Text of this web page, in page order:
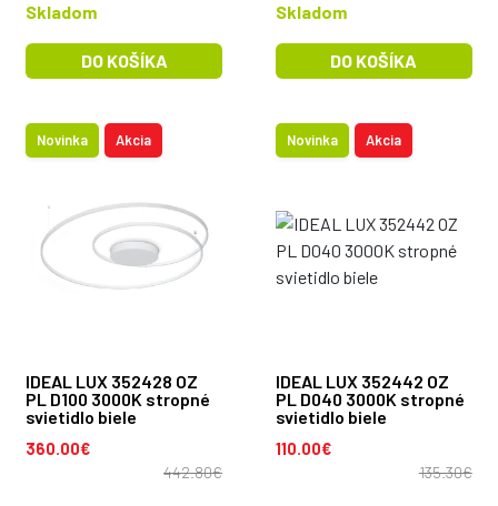
Skladom
DO KOŠÍKA
Skladom
DO KOŠÍKA
Novinka Akcia
IDEAL LUX 352428 OZ
PL D100 3000K stropné
svietidlo biele
360.00€
442.80€
Novinka Akcia
IDEAL LUX 352442 OZ
PL D040 3000K stropné
svietidlo biele
110.00€
135.30€